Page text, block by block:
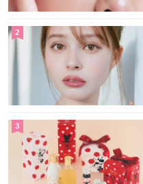
2
3